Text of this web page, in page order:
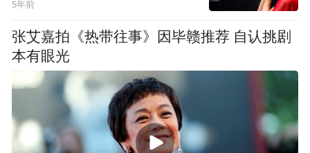
5年前
张艾嘉拍《热带往事》因毕赣推荐 自认挑剧
本有眼光